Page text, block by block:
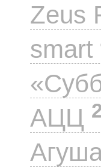
Zeus
smart
АЦЦ